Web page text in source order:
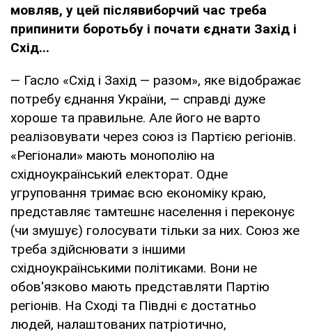
мовляв, у цей післявиборчий час треба
припинити боротьбу і почати єднати Захід і
Схід...
— Гасло «Схід і Захід — разом», яке відображає
потребу єднання України, — справді дуже
хороше та правильне. Але його не варто
реалізовувати через союз із Партією регіонів.
«Регіонали» мають монополію на
східноукраїнський електорат. Одне
угруповання тримає всю економіку краю,
представляє тамтешнє населення і переконує
(чи змушує) голосувати тільки за них. Союз же
треба здійснювати з іншими
східноукраїнськими політиками. Вони не
обов'язково мають представляти Партію
регіонів. На Сході та Півдні є достатньо
людей, налаштованих патріотично,